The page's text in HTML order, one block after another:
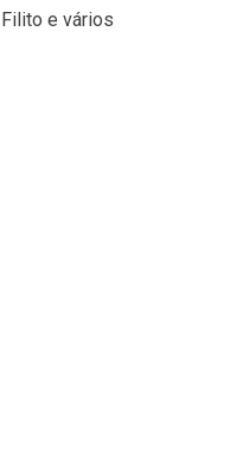
e vários